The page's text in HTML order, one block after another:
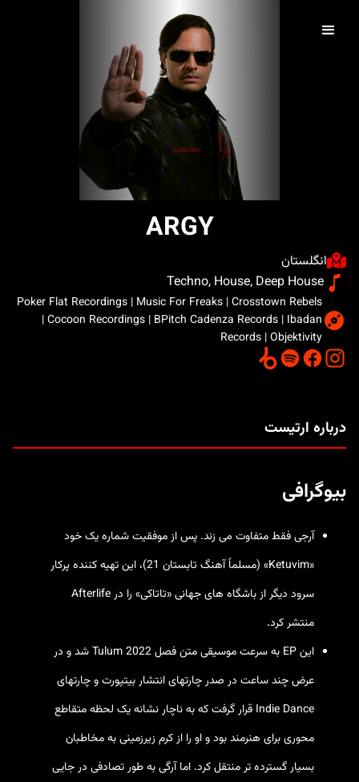
ARGY
انگلستان
Techno, House, Deep House
Poker Flat Recordings | Music For Freaks | Crosstown Rebels
| Cocoon Recordings | BPitch Cadenza Records | Ibadan
Records | Objektivity
درباره ارتیست
بیوگرافی
آرجی فقط متفاوت می زند. پس از موفقیت شماره یک خود
«Ketuvim» (مسلماً آهنگ تابستان 21)، این تهیه کننده پرکار
سرود دیگر از باشگاه های جهانی «تاتاکی» را در Afterlife
منتشر کرد.
این EP به سرعت موسیقی متن فصل Tulum 2022 شد و در
عرض چند ساعت در صدر چارتهای انتشار بیتپورت و چارتهای
Indie Dance قرار گرفت که به ناچار نشانه یک لحظه متقاطع
محوری برای هنرمند بود و او را از کرم زیرزمینی به مخاطبان
بسیار گسترده تر منتقل کرد. اما آرگی به طور تصادفی در جایی